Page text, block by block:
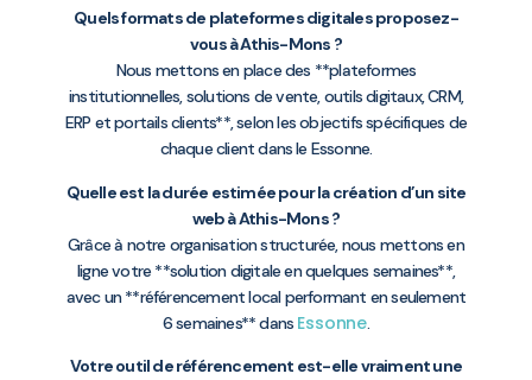
Quels formats de plateformes digitales proposez-
vous à Athis-Mons ?
Nous mettons en place des **plateformes
institutionnelles, solutions de vente, outils digitaux, CRM,
ERP et portails clients**, selon les objectifs spécifiques de
chaque client dans le Essonne.
Quelle est la durée estimée pour la création d’un site
web à Athis-Mons ?
Grâce à notre organisation structurée, nous mettons en
ligne votre **solution digitale en quelques semaines**,
avec un **référencement local performant en seulement
6 semaines** dans Essonne.
Votre outil de référencement est-elle vraiment une